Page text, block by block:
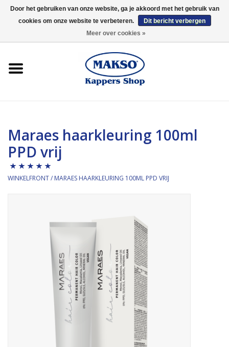
0 Artikelen - €0,00
Kaaral
360
Maraes haarkleuring 100ml
PPD vrij
WINKELFRONT/ MARAES HAARKLEURING 100ML PPD VRIJ
Door het gebruiken van onze website, ga je akkoord met het gebruik van
cookies om onze website te verbeteren.
Dit bericht verbergen
Meer over cookies »